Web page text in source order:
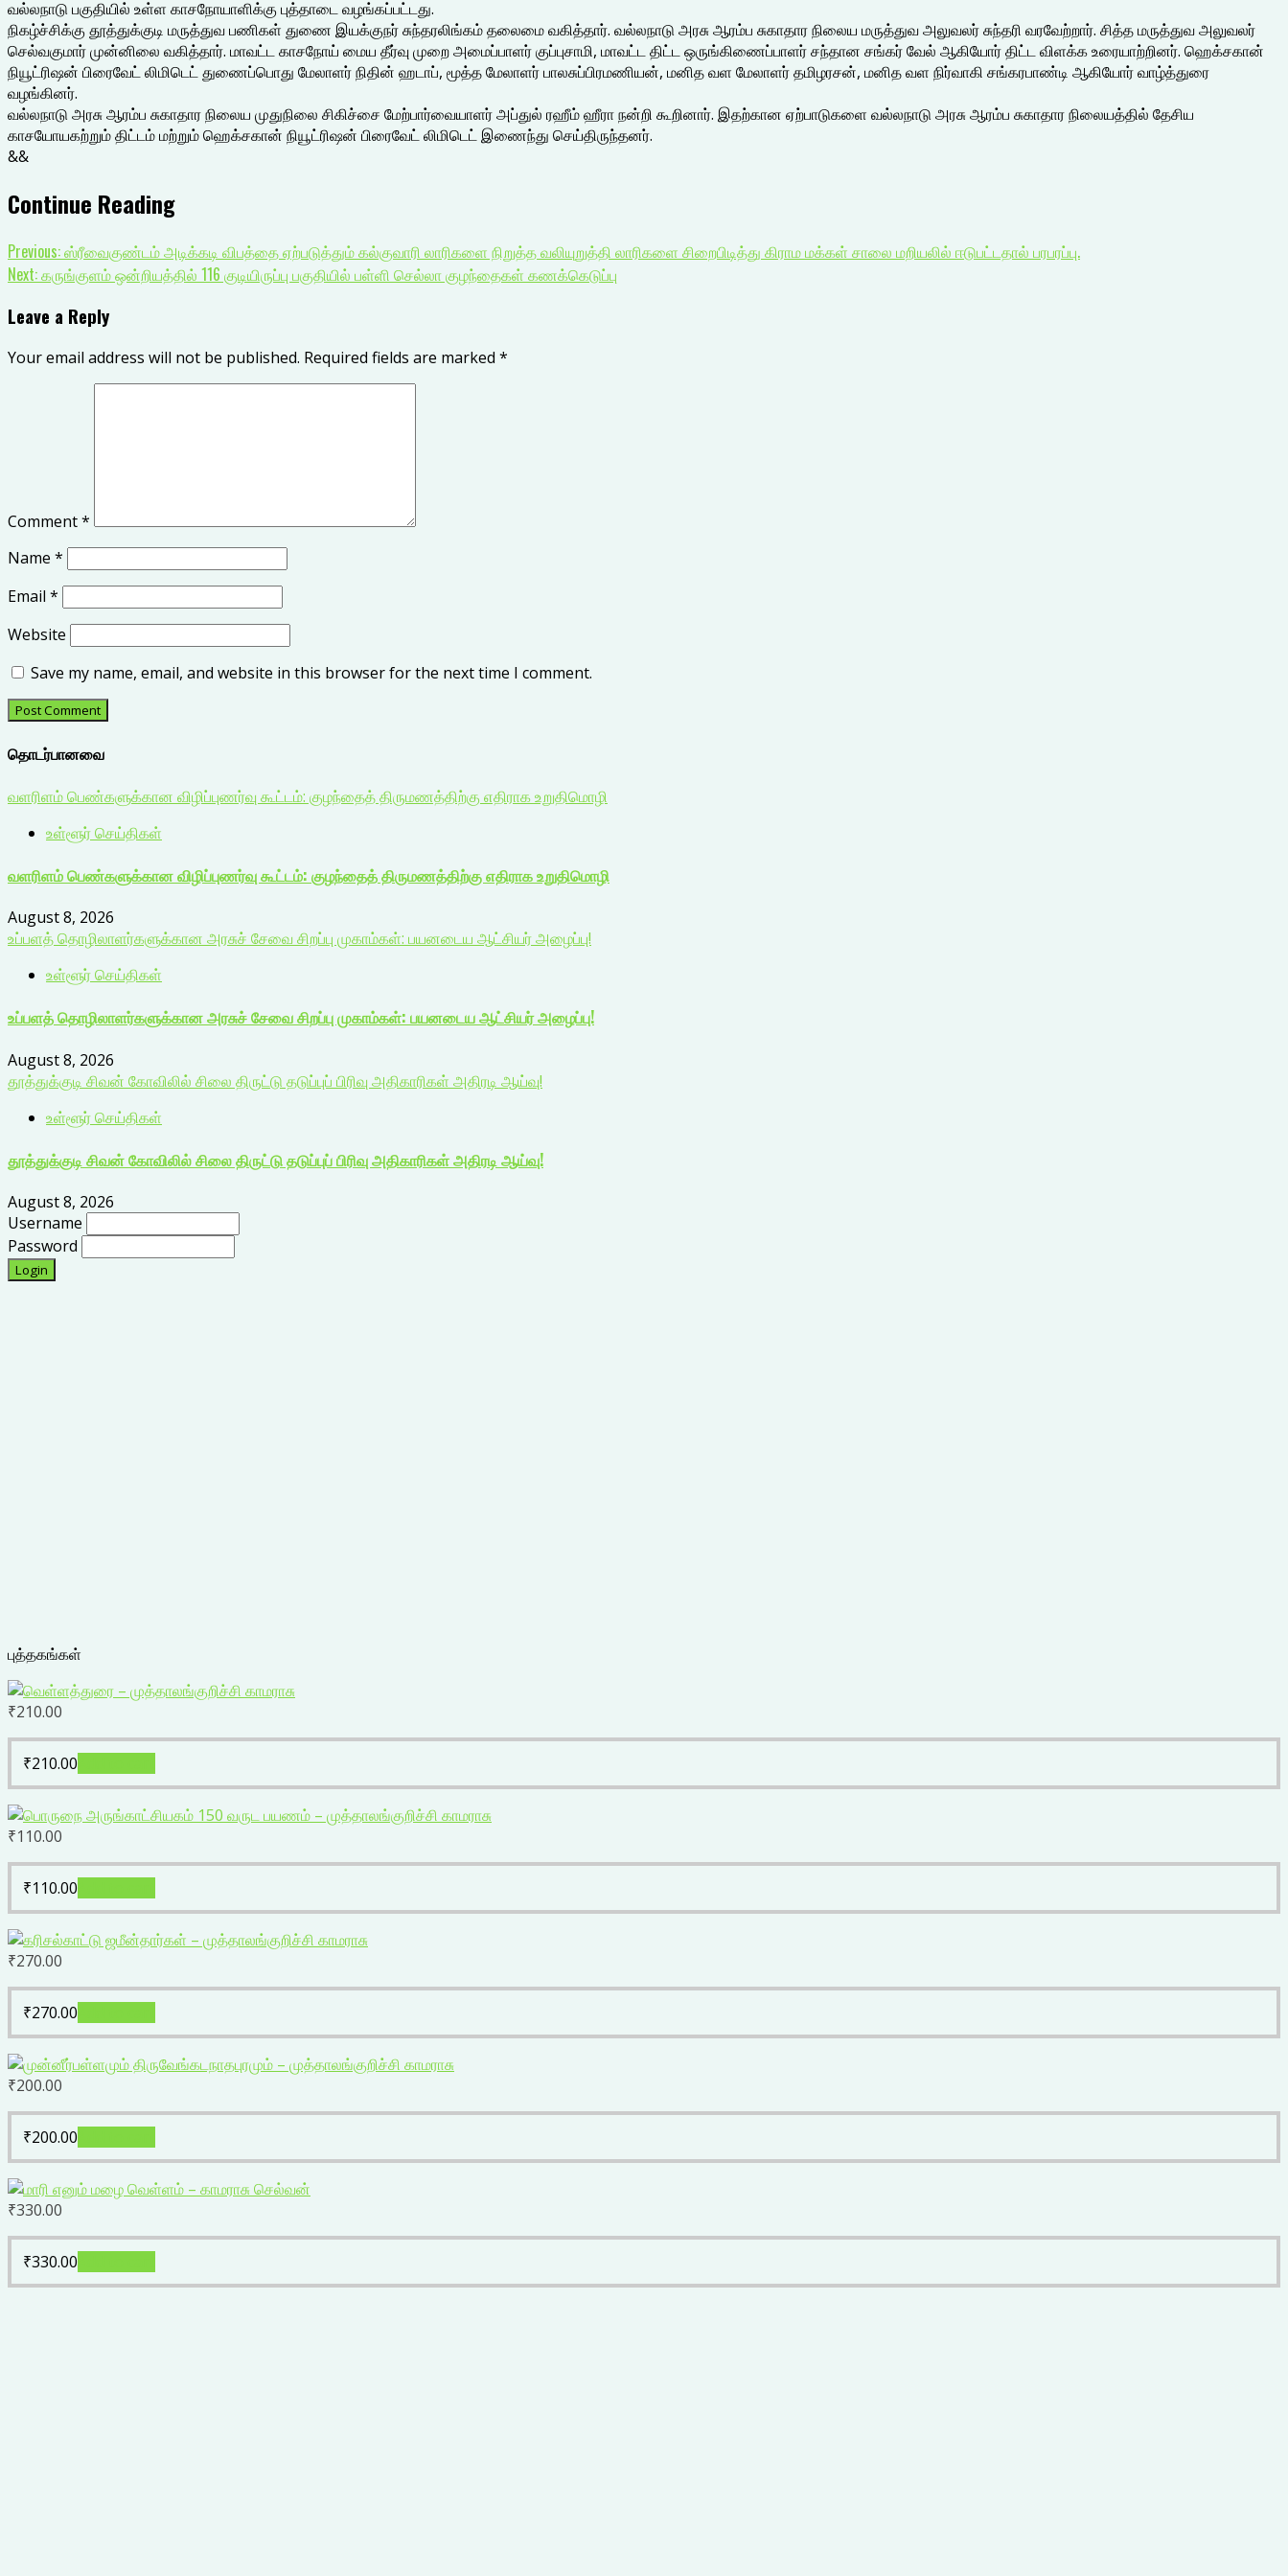
வல்லநாடு பகுதியில் உள்ள காசநோயாளிக்கு புத்தாடை வழங்கப்பட்டது.
நிகழ்ச்சிக்கு தூத்துக்குடி மருத்துவ பணிகள் துணை இயக்குநர் சுந்தரலிங்கம் தலைமை வகித்தார். வல்லநாடு அரசு ஆரம்ப சுகாதார நிலைய மருத்துவ அலுவலர் சுந்தரி வரவேற்றார். சித்த மருத்துவ அலுவலர்
செல்வகுமார் முன்னிலை வகித்தார். மாவட்ட காசநோய் மைய தீர்வு முறை அமைப்பாளர் குப்புசாமி, மாவட்ட திட்ட ஒருங்கிணைப்பாளர் சந்தான சங்கர் வேல் ஆகியோர் திட்ட விளக்க உரையாற்றினர். ஹெக்சகான்
நியூட்ரிஷன் பிரைவேட் லிமிடெட் துணைப்பொது மேலாளர் நிதின் ஹடாப், மூத்த மேலாளர் பாலசுப்பிரமணியன், மனித வள மேலாளர் தமிழரசன், மனித வள நிர்வாகி சங்கரபாண்டி ஆகியோர் வாழ்த்துரை
வழங்கினர்.
வல்லநாடு அரசு ஆரம்ப சுகாதார நிலைய முதுநிலை சிகிச்சை மேற்பார்வையாளர் அப்துல் ரஹீம் ஹீரா நன்றி கூறினார். இதற்கான ஏற்பாடுகளை வல்லநாடு அரசு ஆரம்ப சுகாதார நிலையத்தில் தேசிய
காசயோயகற்றும் திட்டம் மற்றும் ஹெக்சகான் நியூட்ரிஷன் பிரைவேட் லிமிடெட் இணைந்து செய்திருந்தனர்.
&&
Continue Reading
Previous:ஸ்ரீவைகுண்டம் அடிக்கடி விபத்தை ஏற்படுத்தும் கல்குவாரி லாரிகளை நிறுத்த வலியுறுத்தி லாரிகளை சிறைபிடித்து கிராம மக்கள் சாலை மறியலில் ஈடுபட்டதால் பரபரப்பு.
Next:கருங்குளம் ஒன்றியத்தில் 116 குடியிருப்பு பகுதியில் பள்ளி செல்லா குழந்தைகள் கணக்கெடுப்பு
Leave a Reply
Your email address will not be published. Required fields are marked *
Comment*
Name *
Email *
Website
Save my name, email, and website in this browser for the next time I comment.
தொடர்பானவை
வளரிளம் பெண்களுக்கான விழிப்புணர்வு கூட்டம்: குழந்தைத் திருமணத்திற்கு எதிராக உறுதிமொழி
உள்ளூர் செய்திகள்
வளரிளம் பெண்களுக்கான விழிப்புணர்வு கூட்டம்: குழந்தைத் திருமணத்திற்கு எதிராக உறுதிமொழி
August 8, 2026
உப்பளத் தொழிலாளர்களுக்கான அரசுச் சேவை சிறப்பு முகாம்கள்: பயனடைய ஆட்சியர் அழைப்பு!
உள்ளூர் செய்திகள்
உப்பளத் தொழிலாளர்களுக்கான அரசுச் சேவை சிறப்பு முகாம்கள்: பயனடைய ஆட்சியர் அழைப்பு!
August 8, 2026
தூத்துக்குடி சிவன் கோவிலில் சிலை திருட்டு தடுப்புப் பிரிவு அதிகாரிகள் அதிரடி ஆய்வு!
உள்ளூர் செய்திகள்
தூத்துக்குடி சிவன் கோவிலில் சிலை திருட்டு தடுப்புப் பிரிவு அதிகாரிகள் அதிரடி ஆய்வு!
August 8, 2026
Username
Password
புத்தகங்கள்
₹210.00
₹210.00
₹110.00
₹110.00
₹270.00
₹270.00
₹200.00
₹200.00
₹330.00
₹330.00